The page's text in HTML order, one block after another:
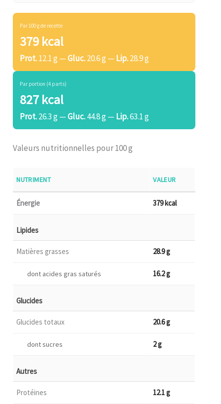
Par 100 g de recette
379 kcal
Prot.12.1 g —Gluc.20.6 g — Lip.28.9 g
Par portion (4 parts)
827 kcal
Prot.26.3 g —Gluc.44.8 g — Lip.63.1 g
Valeurs nutritionnelles pour 100 g
NUTRIMENT VALEUR
Énergie 379 kcal
Lipides
Matières grasses 28.9 g
dont acides gras saturés 16.2 g
Glucides
Glucides totaux 20.6 g
dont sucres 2 g
Autres
Protéines 12.1 g